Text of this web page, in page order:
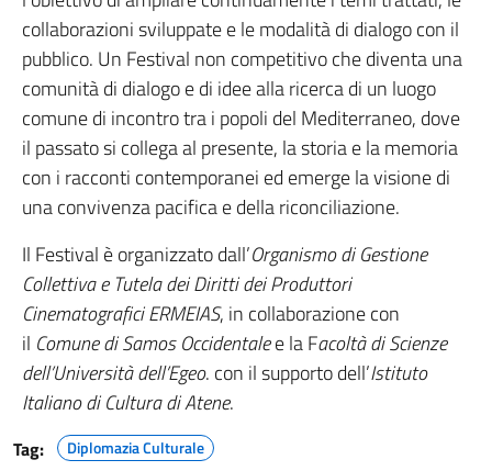
collaborazioni sviluppate e le modalità di dialogo con il
pubblico. Un Festival non competitivo che diventa una
comunità di dialogo e di idee alla ricerca di un luogo
comune di incontro tra i popoli del Mediterraneo, dove
il passato si collega al presente, la storia e la memoria
con i racconti contemporanei ed emerge la visione di
una convivenza pacifica e della riconciliazione.
Il Festival è organizzato dall’Organismo di Gestione
Collettiva e Tutela dei Diritti dei Produttori
Cinematografici ERMEIAS, in collaborazione con
il Comune di Samos Occidentalee la Facoltà di Scienze
dell’Università dell’Egeo. con il supporto dell’Istituto
Italiano di Cultura di Atene.
Tag: Diplomazia Culturale